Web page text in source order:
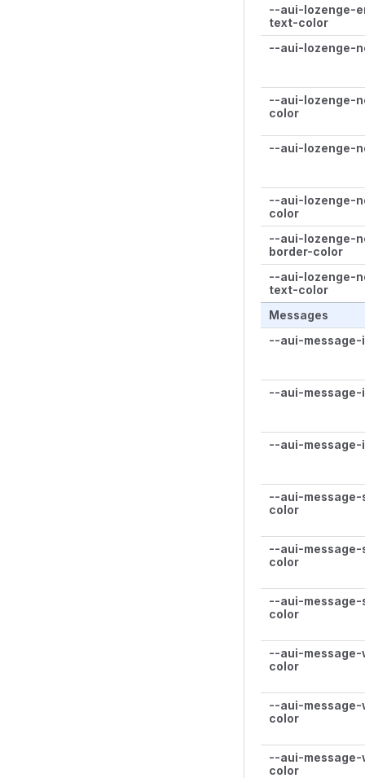
--aui-lozenge-
text-color
--aui-lozenge-
--aui-lozenge-
color
--aui-lozenge-
--aui-lozenge-
color
--aui-lozenge-
border-color
--aui-lozenge-
text-color
Messages
--aui-
--aui-
--aui-
--aui-
color
--aui-
color
--aui-
color
--aui-
color
--aui-
color
--aui-
color